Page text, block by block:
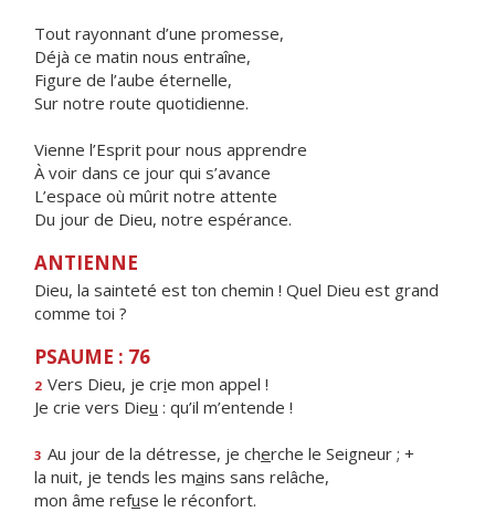
Tout rayonnant d’une promesse,
Déjà ce matin nous entraîne,
Figure de l’aube éternelle,
Sur notre route quotidienne.
Vienne l’Esprit pour nous apprendre
À voir dans ce jour qui s’avance
L’espace où mûrit notre attente
Du jour de Dieu, notre espérance.
ANTIENNE
Dieu, la sainteté est ton chemin ! Quel Dieu est grand
comme toi ?
PSAUME : 76
2 Vers Dieu, je crie mon appel !
Je crie vers Dieu : qu’il m’entende !
3 Au jour de la détresse, je cherche le Seigneur ; +
la nuit, je tends les mains sans relâche,
mon âme refuse le réconfort.